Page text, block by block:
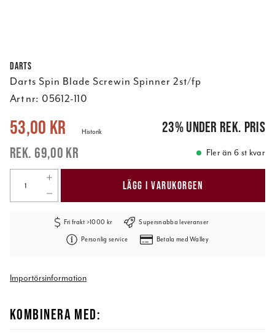
Darts
Darts Spin Blade Screwin Spinner 2st/fp
Art nr: 05612-110
Nuvarande pris: 69,00 kr
53,00 kr
69,00 kr
Historik 23%under rek. pris
Fler än 6 st kvar
LÄGG I VARUKORGEN
Fri frakt >1000 kr Supersnabba leveranser
Personlig service Betala med Walley
Importörsinformation
KOMBINERA MED: